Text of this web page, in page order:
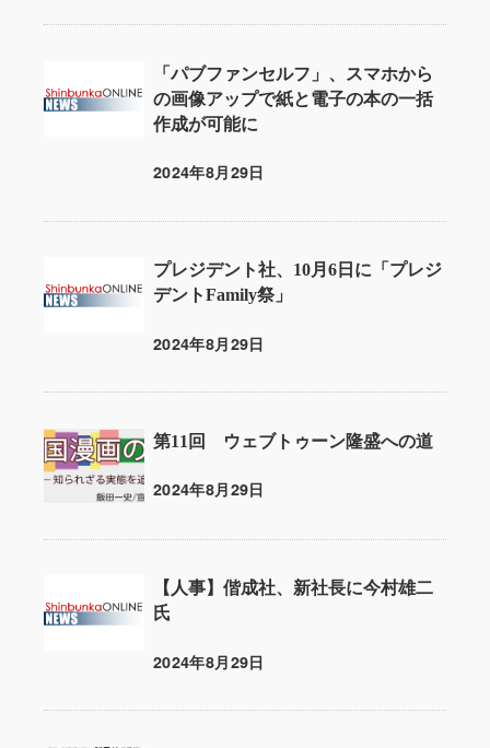
「パブファンセルフ」、スマホから
の画像アップで紙と電子の本の一括
作成が可能に
投稿日
2024年8月29日
プレジデント社、10月6日に「プレジ
デントFamily祭」
投稿日
2024年8月29日
第11回 ウェブトゥーン隆盛への道
投稿日
2024年8月29日
【人事】偕成社、新社長に今村雄二
氏
投稿日
2024年8月29日